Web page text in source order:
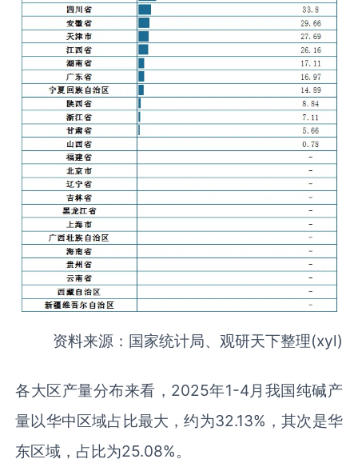
资料来源：国家统计局、观研天下整理(xyl)
各大区产量分布来看，2025年1-4月我国纯碱产
量以华中区域占比最大，约为32.13%，其次是华
东区域，占比为25.08%。